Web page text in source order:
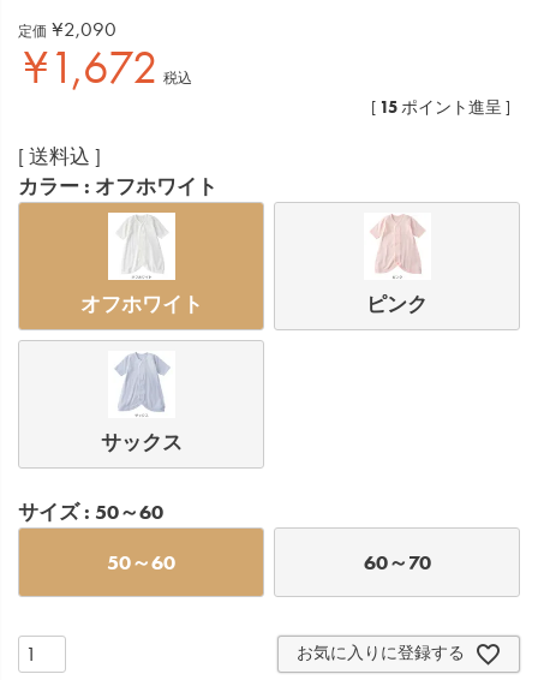
定価 ¥2,090
¥1,672 税込
[ 15ポイント進呈 ]
送料込
カラー
オフホワイト
オフホワイト ピンク
サックス
サイズ 50～60
50～60 60～70
お気に入りに登録する